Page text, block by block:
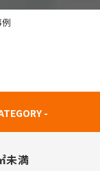
-
未満